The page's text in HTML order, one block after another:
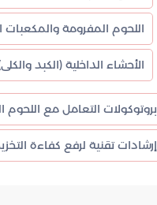
اللحوم المفرومة والمكعبات
الأحشاء الداخلية (الكبد
بروتوكولات التعامل مع
إرشادات تقنية لرفع كفاءة